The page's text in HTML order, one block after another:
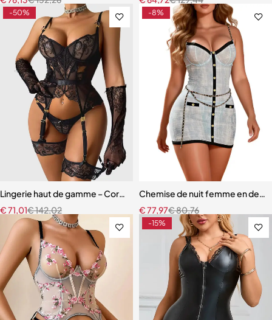
-50%
Lingerie haut de gamme – Corset en dentelle avec string,
€142,02
€71,01
-8%
Chemise de nuit femme en
€80,76
€77,97
-15%